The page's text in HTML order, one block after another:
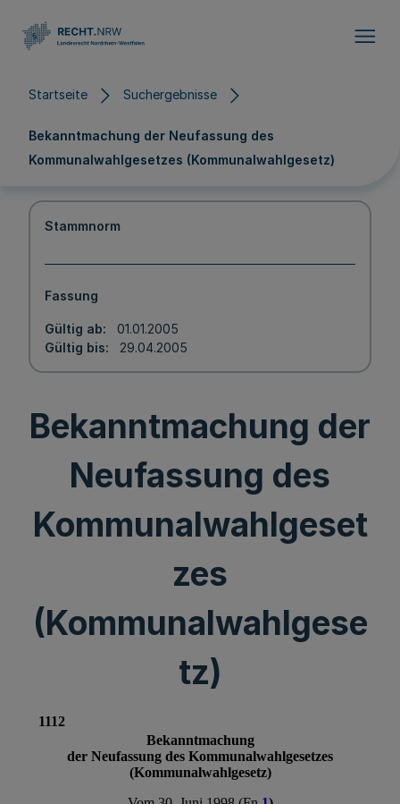
Startseite Suchergebnisse
Bekanntmachung der Neufassung des
Kommunalwahlgesetzes (Kommunalwahlgesetz)
Stammnorm
Fassung
Gültig ab
01.01.2005
Gültig bis
29.04.2005
Bekanntmachung der
Neufassung des
Kommunalwahlgeset
zes
(Kommunalwahlgese
tz)